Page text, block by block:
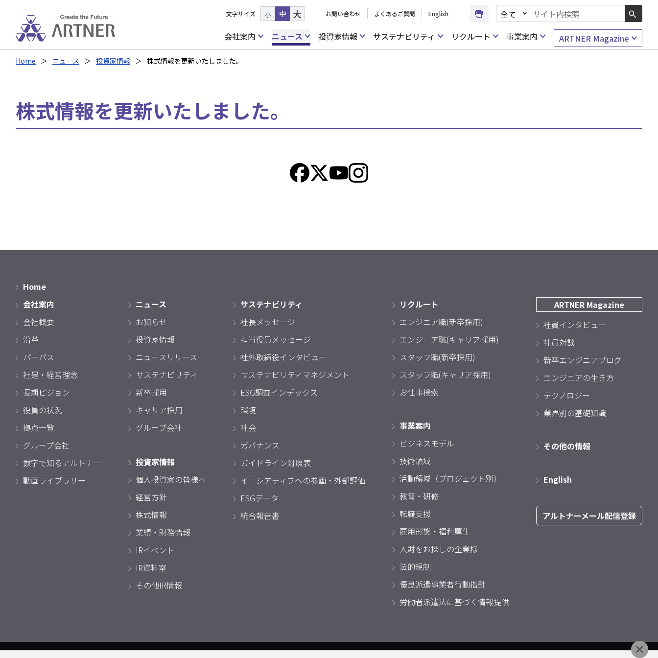
文字サイズ 小 中 大 お問い合わせ よくあるご質問 English
文書種別を選択
検索キーワード入力
会社案内
ニュース 投資家情報 サステナビリティ リクルート 事業案内 ARTNER Magazine
Home ニュース 投資家情報 株式情報を更新いたしました。
株式情報を更新いたしました。
Home
会社案内
会社概要
沿革
パーパス
社是・経営理念
長期ビジョン
役員の状況
拠点一覧
グループ会社
数字で知るアルトナー
動画ライブラリー
ニュース
お知らせ
投資家情報
ニュースリリース
サステナビリティ
新卒採用
キャリア採用
グループ会社
投資家情報
個人投資家の皆様へ
経営方針
株式情報
業績・財務情報
IRイベント
IR資料室
その他IR情報
サステナビリティ
社長メッセージ
担当役員メッセージ
社外取締役インタビュー
サステナビリティマネジメント
ESG調査インデックス
環境
社会
ガバナンス
ガイドライン対照表
イニシアティブへの参画・外部評価
ESGデータ
統合報告書
リクルート
エンジニア職(新卒採用)
エンジニア職(キャリア採用)
スタッフ職(新卒採用)
スタッフ職(キャリア採用)
お仕事検索
事業案内
ビジネスモデル
技術領域
活動領域（プロジェクト別）
教育・研修
転職支援
雇用形態・福利厚生
人財をお探しの企業様
法的規制
優良派遣事業者行動指針
労働者派遣法に基づく情報提供
ARTNER Magazine
社員インタビュー
社員対談
新卒エンジニアブログ
エンジニアの生き方
テクノロジー
業界別の基礎知識
その他の情報
English
アルトナーメール配信登録